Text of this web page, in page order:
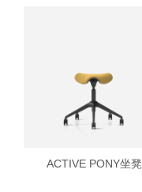
ACTIVE PONY坐凳